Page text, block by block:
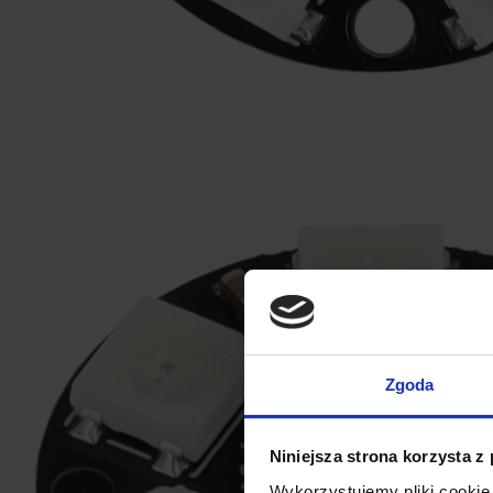
Zgoda
Niniejsza strona korzysta z